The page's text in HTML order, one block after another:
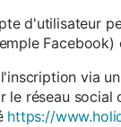
d'utilisateur
Facebook)
via
le réseau
https://